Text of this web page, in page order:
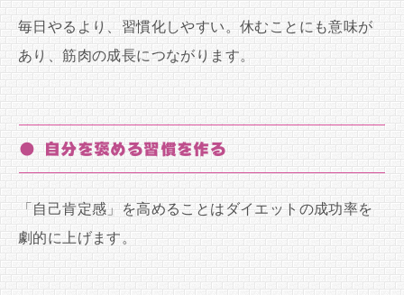
毎日やるより、習慣化しやすい。休むことにも意味が
あり、筋肉の成長につながります。
● 自分を褒める習慣を作る
「自己肯定感」を高めることはダイエットの成功率を
劇的に上げます。